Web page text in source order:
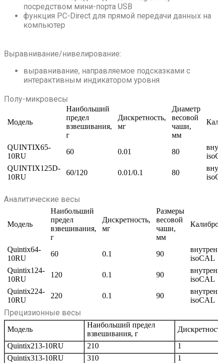
посредством мини-порта USB
функция PC-Direct для прямой передачи данных на
компьютер
Выравнивание/нивелирование:
выравнивание, направляемое подсказками с
интерактивным индикатором уровня
Полу-микровесы
Модель
Наибольший
предел
взвешивания,
г
Дискретность,
мг
Диаметр
весовой
чаши,
мм
QUINTIX65-
10RU
60 0.01 80
QUINTIX125D-
10RU
60/120 0.01/0.1 80
Аналитические весы
Модель
Наибольший
предел
взвешивания,
г
Дискретность,
мг
Размеры
весовой
чаши,
мм
Quintix64-
10RU
60 0.1 90
isoCAL
Quintix124-
10RU
120 0.1 90
isoCAL
Quintix224-
10RU
220 0.1 90
isoCAL
Прецизионные весы
Модель
Наибольший предел
взвешивания, г
Quintix213-10RU
210
1
Quintix313-10RU
310
1